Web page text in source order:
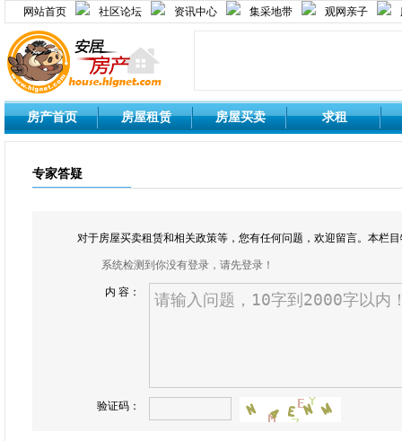
网站首页 社区论坛 资讯中心 集采地带 观网亲子
房产首页 房屋租赁 房屋买卖 求租
专家答疑
对于房屋买卖租赁和相关政策等，您有任何问题，欢迎留言。本栏
系统检测到你没有登录，请先登录！
内 容：
验证码：